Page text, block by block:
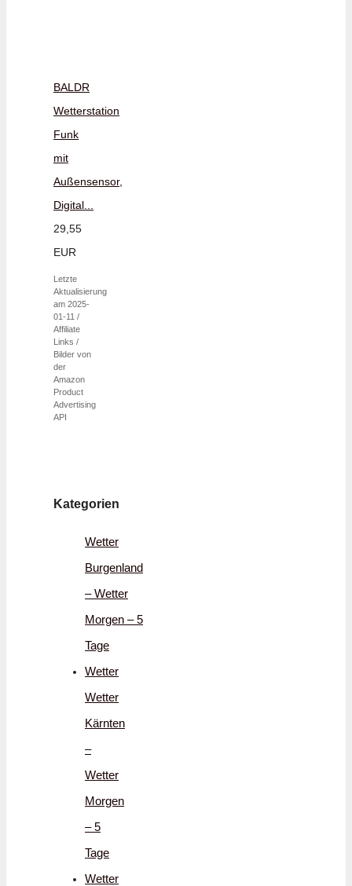
BALDR
Wetterstation
Funk
mit
Außensensor,
Digital...
29,55
EUR
Letzte
Aktualisierung
am 2025-
01-11 /
Affiliate
Links /
Bilder von
der
Amazon
Product
Advertising
API
Kategorien
Wetter
Burgenland
– Wetter
Morgen – 5
Tage
Wetter
Wetter
Kärnten
–
Wetter
Morgen
– 5
Tage
Wetter